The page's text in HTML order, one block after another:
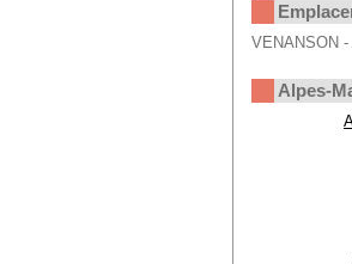
VENANSON
Alpes-